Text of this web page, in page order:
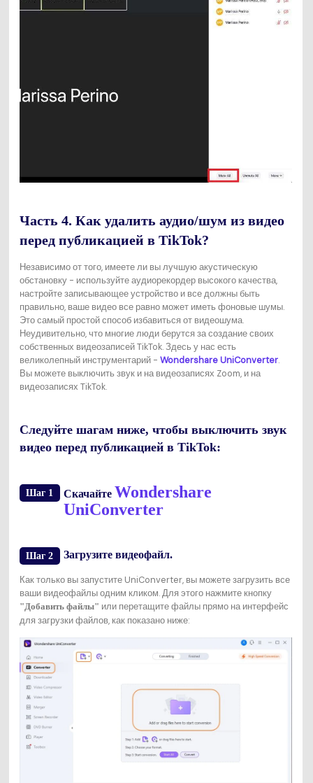
Часть 4. Как удалить аудио/шум из видео
перед публикацией в TikTok?
Независимо от того, имеете ли вы лучшую акустическую
обстановку - используйте аудиорекордер высокого качества,
настройте записывающее устройство и все должны быть
правильно, ваше видео все равно может иметь фоновые шумы.
Это самый простой способ избавиться от видеошума.
Неудивительно, что многие люди берутся за создание своих
собственных видеозаписей TikTok. Здесь у нас есть
великолепный инструментарий - Wondershare UniConverter.
Вы можете выключить звук и на видеозаписях Zoom, и на
видеозаписях TikTok.
Следуйте шагам ниже, чтобы выключить звук
видео перед публикацией в TikTok:
Шаг 1 Скачайте Wondershare
UniConverter
Шаг 2 Загрузите видеофайл.
Как только вы запустите UniConverter, вы можете загрузить все
ваши видеофайлы одним кликом. Для этого нажмите кнопку
"Добавить файлы" или перетащите файлы прямо на интерфейс
для загрузки файлов, как показано ниже: